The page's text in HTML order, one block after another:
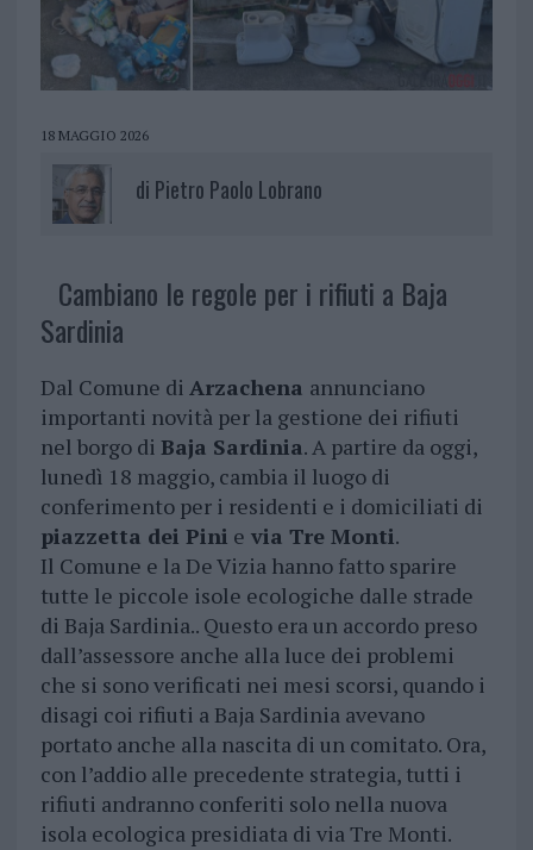
18 MAGGIO 2026
di Pietro Paolo Lobrano
Cambiano le regole per i rifiuti a Baja
Sardinia
Dal Comune di Arzachena annunciano
importanti novità per la gestione dei rifiuti
nel borgo di Baja Sardinia. A partire da oggi,
lunedì 18 maggio, cambia il luogo di
conferimento per i residenti e i domiciliati di
piazzetta dei Pini e via Tre Monti.
Il Comune e la De Vizia hanno fatto sparire
tutte le piccole isole ecologiche dalle strade
di Baja Sardinia.. Questo era un accordo preso
dall’assessore anche alla luce dei problemi
che si sono verificati nei mesi scorsi, quando i
disagi coi rifiuti a Baja Sardinia avevano
portato anche alla nascita di un comitato. Ora,
con l’addio alle precedente strategia, tutti i
rifiuti andranno conferiti solo nella nuova
isola ecologica presidiata di via Tre Monti.